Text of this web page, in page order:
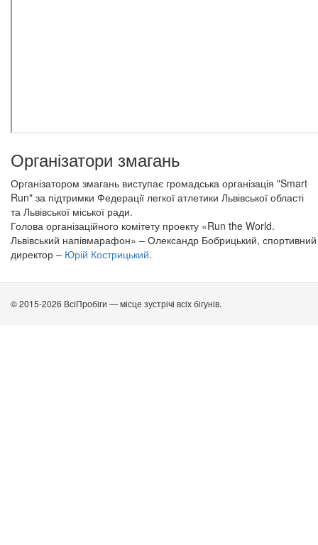
Організатори змагань
Організатором змагань виступає громадська організація "Smart
Run" за підтримки Федерації легкої атлетики Львівської області
та Львівської міської ради.
Голова організаційного комітету проекту «Run the World.
Львівський напівмарафон» – Олександр Бобрицький​​​​​​​, спортивний
директор – Юрій Кострицький.
© 2015-2026 ВсіПробіги — місце зустрічі всіх бігунів.